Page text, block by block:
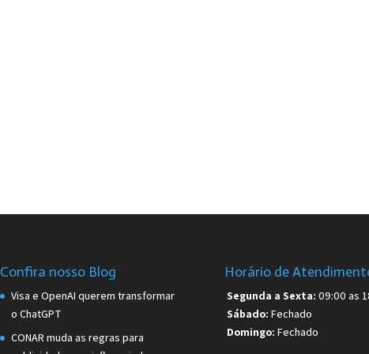
Confira nosso Blog
Visa e OpenAI querem transformar
o ChatGPT
CONAR muda as regras para
Horário de
Segunda a Sexta: 09:00 as
Sábado: Fechado
Domingo: Fechado